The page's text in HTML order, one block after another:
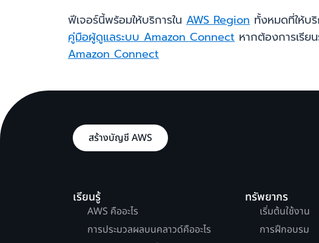
ฟีเจอร์นี้พร้อมให้บริการใน AWS Region ทั้งหมดที่ให้บ
คู่มือผู้ดูแลระบบ Amazon Connect หากต้องการเรี
Amazon Connect
สร้างบัญชี AWS
เรียนรู้
AWS คืออะไร
การประมวลผลบนคลาวด์คืออะไร
ทรัพยากร
เริ่มต้นใช้งาน
การฝึกอบรม